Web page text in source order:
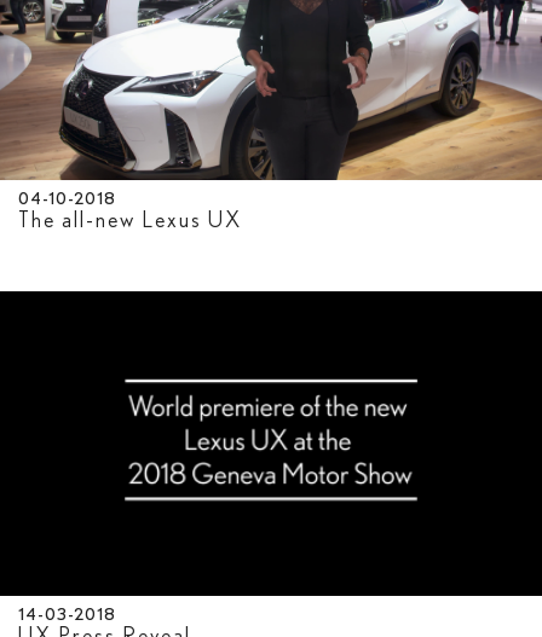
04-10-2018
The all-new Lexus UX
14-03-2018